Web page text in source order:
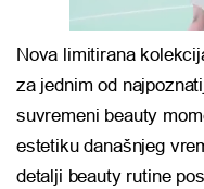
Nova limitirana
za jednim od
suvremeni beauty
estetiku današnjeg
detalji beauty rutine